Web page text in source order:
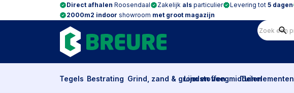
Direct afhalen Roosendaal Zakelijk als particulier Levering tot 5 dagen
2000m2 indoor showroom met groot magazijn
Tegels Bestrating Grind, zand & grondstoffen
Lijm en voegmiddelenTuinelementen